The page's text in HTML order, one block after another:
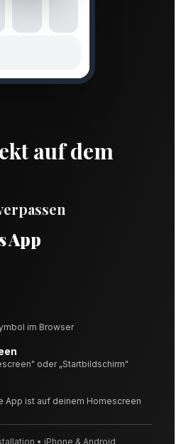
auf dem
App
im Browser
oder „Startbildschirm"
App ist auf deinem Homescreen
• iPhone & Android